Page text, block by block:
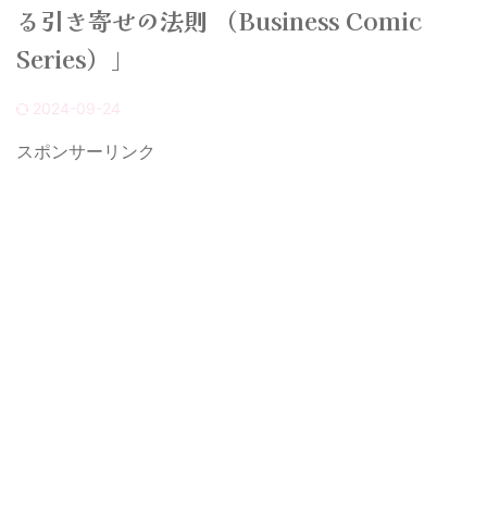
る引き寄せの法則 （Business Comic
Series）」
2024-09-24
スポンサーリンク